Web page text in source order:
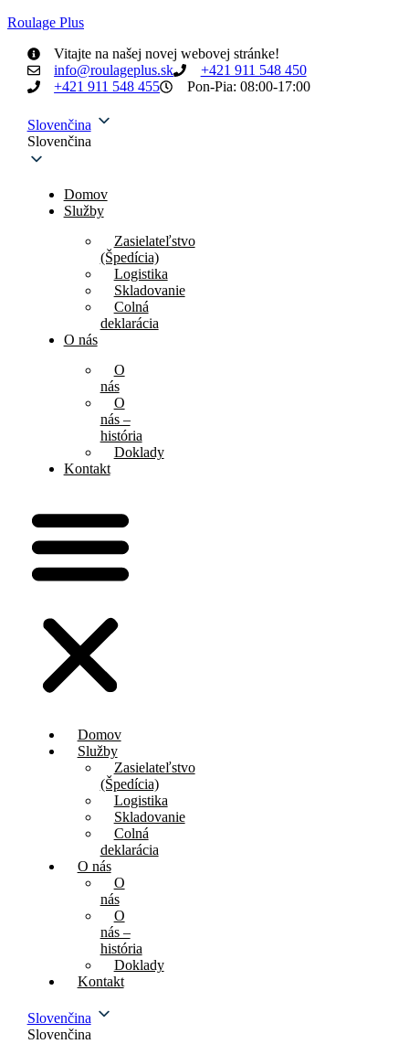
Roulage Plus
Vitajte na našej novej webovej stránke!
info@roulageplus.sk
+421 911 548 450
+421 911 548 455
Pon-Pia: 08:00-17:00
Slovenčina
Slovenčina
Domov
Služby
Zasielateľstvo
(Špedícia)
Logistika
Skladovanie
Colná
deklarácia
O nás
O
nás
O
nás –
história
Doklady
Kontakt
Domov
Služby
Zasielateľstvo
(Špedícia)
Logistika
Skladovanie
Colná
deklarácia
O nás
O
nás
O
nás –
história
Doklady
Kontakt
Slovenčina
Slovenčina